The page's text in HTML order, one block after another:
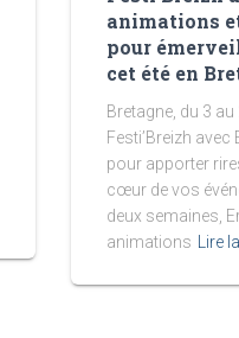
animations
pour
cet été en
Bretagne, du 3
Festi’Breizh
pour apporter
cœur de vos
deux semaines,
animations
Lire